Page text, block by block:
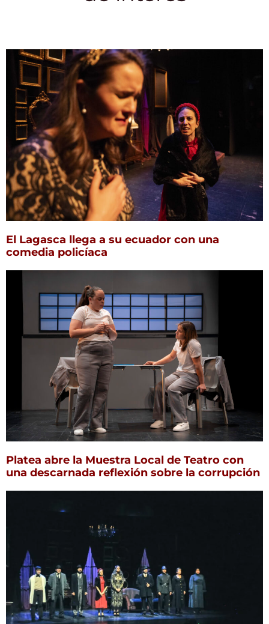
El Lagasca llega a su ecuador con una
comedia policíaca
Platea abre la Muestra Local de Teatro con
una descarnada reflexión sobre la corrupción